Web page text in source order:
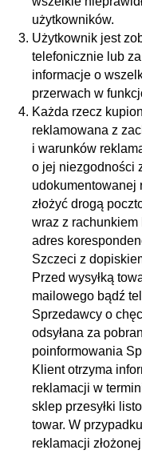
użytkowników.
Użytkownik jest
telefonicznie lub
informacje o
przerwach w
Każda rzecz
reklamowana z
i warunków
o jej niezgodności
udokumentowanej
złożyć drogą
wraz z
adres
Szczeci z
Przed wysyłką
mailowego bądź
Sprzedawcy o
odsyłana za
poinformowania
Klient otrzyma
reklamacji w
sklep przesyłki
towar. W
reklamacji